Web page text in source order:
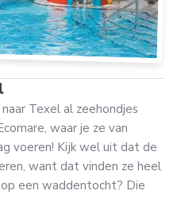
Texel al zeehondjes
waar je ze van
voeren! Kijk wel uit dat de
want dat vinden ze heel
een waddentocht? Die